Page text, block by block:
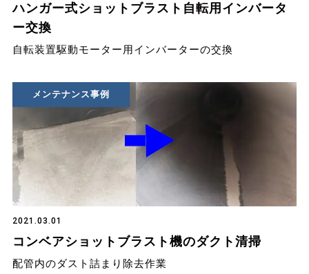
ハンガー式ショットブラスト自転用インバータ
ー交換
自転装置駆動モーター用インバーターの交換
メンテナンス事例
2021.03.01
コンベアショットブラスト機のダクト清掃
配管内のダスト詰まり除去作業